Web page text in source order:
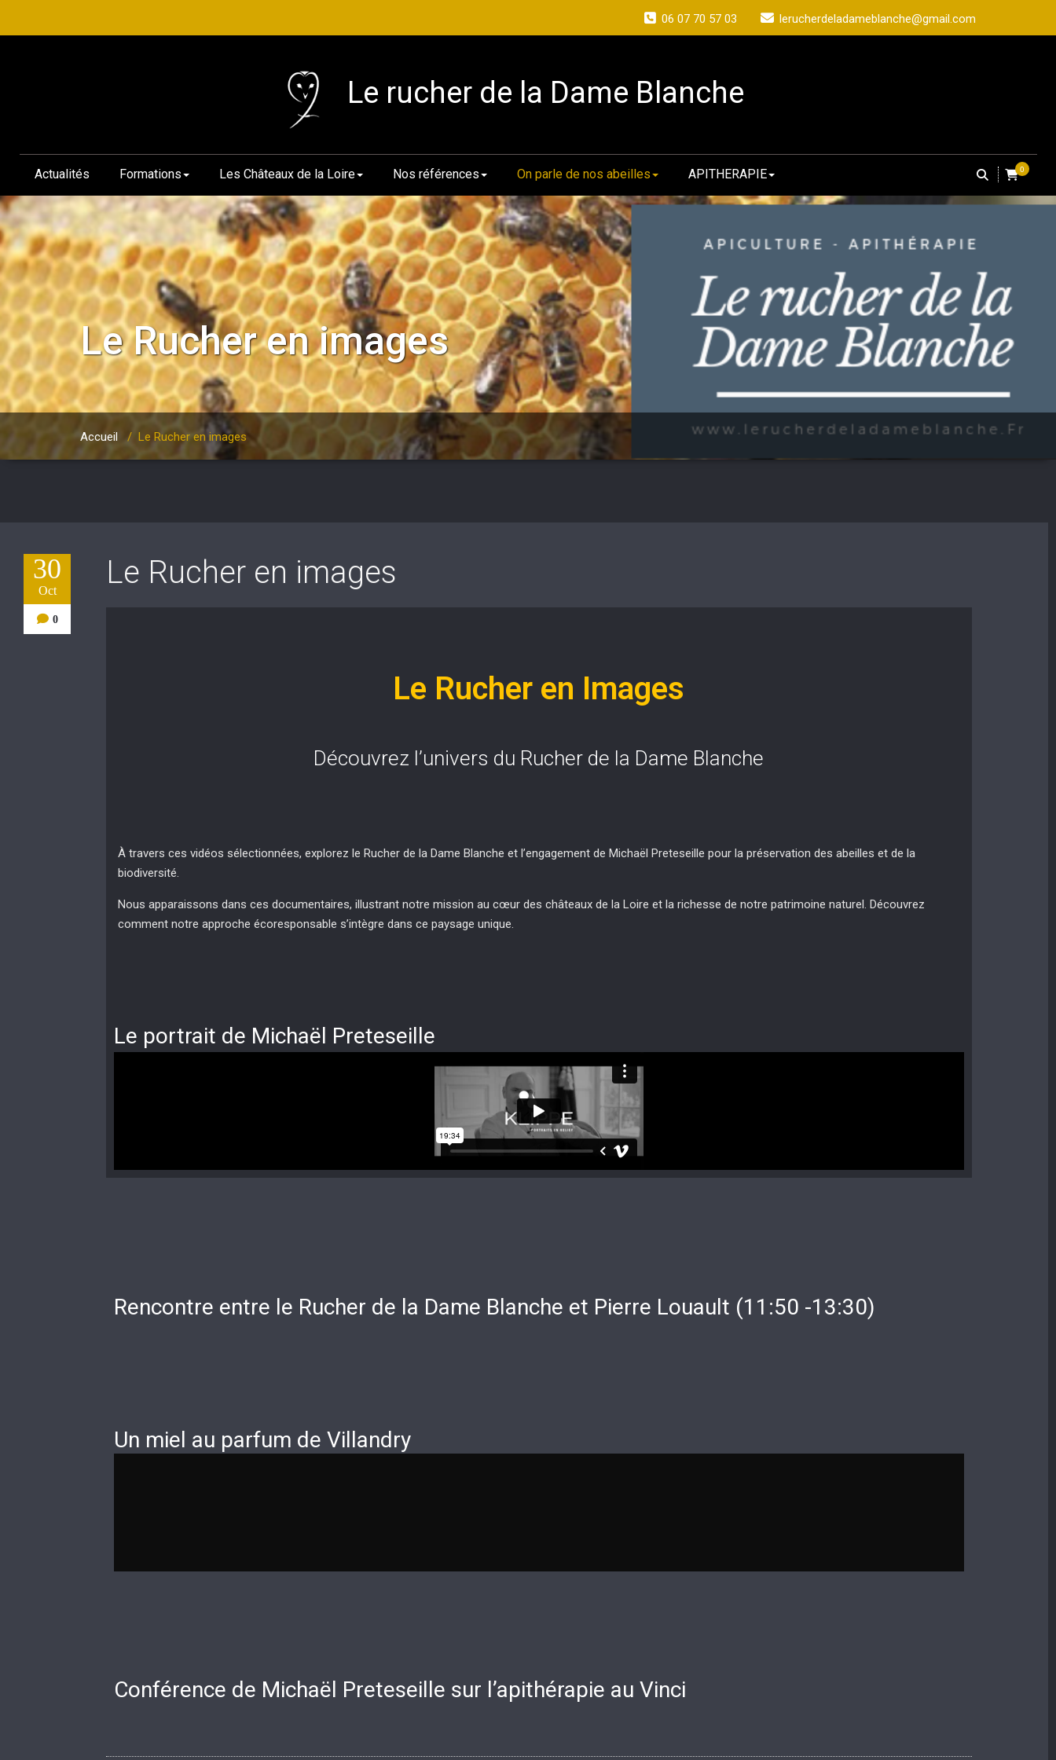
06 07 70 57 03 lerucherdeladameblanche@gmail.com
Le rucher de la Dame Blanche
Actualités Formations Les Châteaux de la Loire Nos références On parle de nos abeilles APITHERAPIE 0
Le Rucher en images
Accueil / Le Rucher en images
30
Oct
0
Le Rucher en images
Le Rucher en Images
Découvrez l’univers du Rucher de la Dame Blanche
À travers ces vidéos sélectionnées, explorez le Rucher de la Dame Blanche et l’engagement de Michaël Preteseille pour la préservation des abeilles et de la
biodiversité.
Nous apparaissons dans ces documentaires, illustrant notre mission au cœur des châteaux de la Loire et la richesse de notre patrimoine naturel. Découvrez
comment notre approche écoresponsable s’intègre dans ce paysage unique.
Le portrait de Michaël Preteseille
Rencontre entre le Rucher de la Dame Blanche et Pierre Louault (11:50 -13:30)
Un miel au parfum de Villandry
Conférence de Michaël Preteseille sur l’apithérapie au Vinci